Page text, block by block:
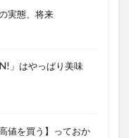
実態、将来
」はやっぱり美味
値を買う】っておか